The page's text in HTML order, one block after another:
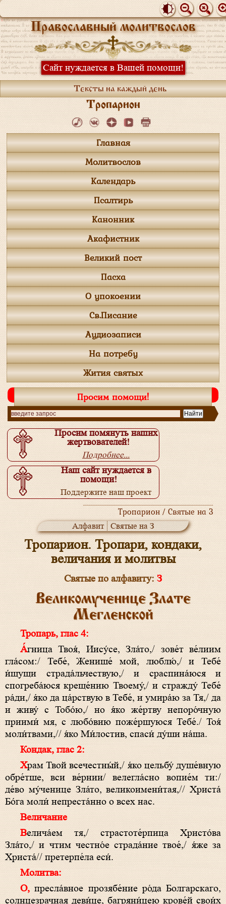
Православный молитвослов
Сайт нуждается в Вашей помощи!
Тексты на каждый день
Тропарион
Главная
Молитвослов
Календарь
Псалтирь
Канонник
Акафистник
Великий пост
Пасха
О упокоении
Св.Писание
Аудиозаписи
На потребу
Жития святых
Просим помощи!
Просим помянуть наших
жертвователей!
Подробнее...
Наш сайт нуждается в
помощи!
Поддержите наш проект
Подробнее...
Тропарион / Святые на З
Алфавит Святые на З
Тропарион. Тропари, кондаки,
величания и молитвы
Святые по алфавиту:З
Великомученице Злате
Мегленской
Тропарь, глас 4:
А́гница Твоя́, Иису́се, Зла́то,/ зове́т ве́лиим
гла́сом:/ Тебе́, Женише́ мой, люблю́,/ и Тебе́
и́щущи страда́льчествую,/ и сраспина́юся и
спогреба́юся креще́нию Твоему́,/ и стражду́ Тебе́
ра́ди,/ я́ко да ца́рствую в Тебе́, и умира́ю за Тя,/ да
и живу́ с Тобо́ю,/ но я́ко же́ртву непоро́чную
приими́ мя, с любо́вию поже́ршуюся Тебе́./ Тоя́
моли́твами,// я́ко Ми́лостив, спаси́ ду́ши на́ша.
Кондак, глас 2:
Храм Твой всечестны́й,/ я́ко цельбу́ душе́вную
обре́тше, вси ве́рнии/ велегла́сно вопие́м ти:/
де́во му́ченице Зла́то, великоимени́тая,// Христа́
Бо́га моли́ непреста́нно о всех нас.
Величание
Велича́ем тя,/ страстоте́рпица Христо́ва
Зла́то,/ и чтим честно́е страда́ние твое́,/ я́же за
Христа́// претерпе́ла еси́.
Молитва:
О, пресла́вное прозябе́ние ро́да Болгарскаго,
солнцезрачная деви́це, багряни́цею крове́й свои́х